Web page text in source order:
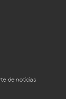
de noticias